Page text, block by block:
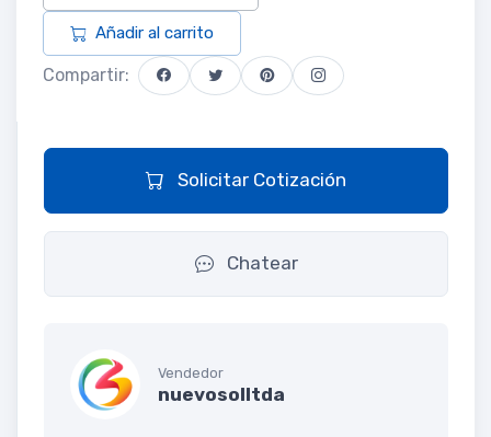
Añadir al carrito
Compartir:
Solicitar Cotización
Chatear
Vendedor
nuevosolltda